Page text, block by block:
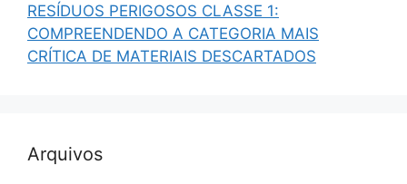
RESÍDUOS PERIGOSOS CLASSE 1:
COMPREENDENDO A CATEGORIA MAIS
CRÍTICA DE MATERIAIS DESCARTADOS
Arquivos